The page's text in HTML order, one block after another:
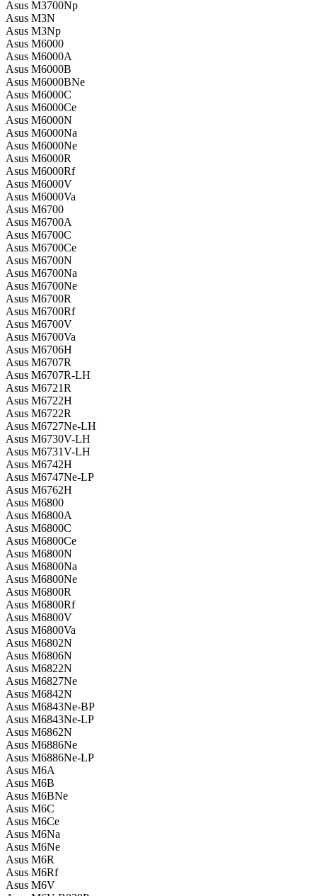
Asus M3700Np
Asus M3N
Asus M3Np
Asus M6000
Asus M6000A
Asus M6000B
Asus M6000BNe
Asus M6000C
Asus M6000Ce
Asus M6000N
Asus M6000Na
Asus M6000Ne
Asus M6000R
Asus M6000Rf
Asus M6000V
Asus M6000Va
Asus M6700
Asus M6700A
Asus M6700C
Asus M6700Ce
Asus M6700N
Asus M6700Na
Asus M6700Ne
Asus M6700R
Asus M6700Rf
Asus M6700V
Asus M6700Va
Asus M6706H
Asus M6707R
Asus M6707R-LH
Asus M6721R
Asus M6722H
Asus M6722R
Asus M6727Ne-LH
Asus M6730V-LH
Asus M6731V-LH
Asus M6742H
Asus M6747Ne-LP
Asus M6762H
Asus M6800
Asus M6800A
Asus M6800C
Asus M6800Ce
Asus M6800N
Asus M6800Na
Asus M6800Ne
Asus M6800R
Asus M6800Rf
Asus M6800V
Asus M6800Va
Asus M6802N
Asus M6806N
Asus M6822N
Asus M6827Ne
Asus M6842N
Asus M6843Ne-BP
Asus M6843Ne-LP
Asus M6862N
Asus M6886Ne
Asus M6886Ne-LP
Asus M6A
Asus M6B
Asus M6BNe
Asus M6C
Asus M6Ce
Asus M6Na
Asus M6Ne
Asus M6R
Asus M6Rf
Asus M6V